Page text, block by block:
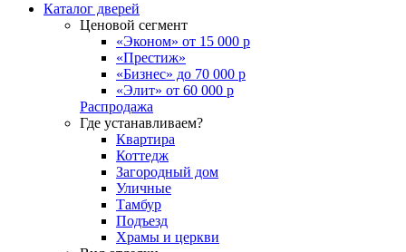
Каталог дверей
Ценовой сегмент
«Эконом» от 15 000 р
«Престиж»
«Бизнес» до 70 000 р
«Элит» от 60 000 р
Распродажа
Где устанавливаем?
Квартира
Коттедж
Загородный дом
Уличные
Тамбур
Подъезд
Храмы и церкви